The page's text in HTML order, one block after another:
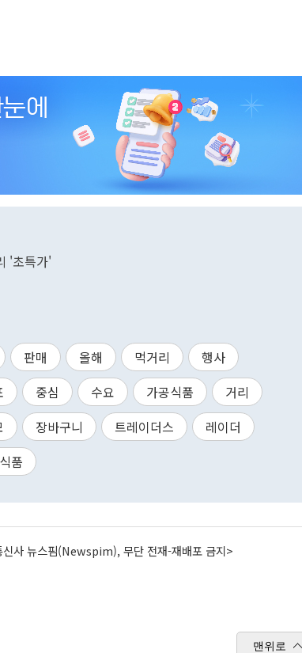
'초특가'
판매 올해 먹거리
행사
중심 수요 가공식품
거리
장바구니 트레이더스
레이더
품
신사 뉴스핌(Newspim), 무단 전재-재배포 금지>
맨위로